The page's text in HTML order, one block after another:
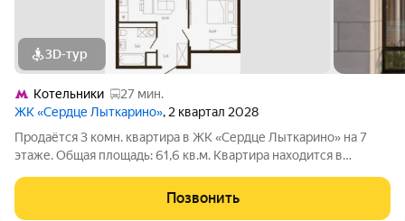
3D-тур
Котельники
27 мин.
ЖК «Сердце Лыткарино», 2 квартал 2028
Продаётся 3 комн. квартира в ЖК «Сердце Лыткарино» на 7
этаже. Общая площадь: 61,6 кв.м. Квартира находится в
камерного формата. На первых этажах предусмотрены
коммерческие помещения: магазины, кафе
Позвонить